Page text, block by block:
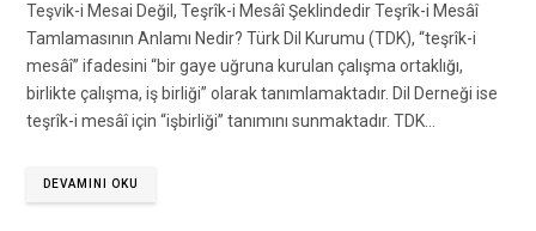
Teşvik-i Mesai Değil, Teşrîk-i Mesâî Şeklindedir Teşrîk-i Mesâî
Tamlamasının Anlamı Nedir? Türk Dil Kurumu (TDK), “teşrîk-i
mesâî” ifadesini “bir gaye uğruna kurulan çalışma ortaklığı,
birlikte çalışma, iş birliği” olarak tanımlamaktadır. Dil Derneği ise
teşrîk-i mesâî için “işbirliği” tanımını sunmaktadır. TDK…
DEVAMINI OKU